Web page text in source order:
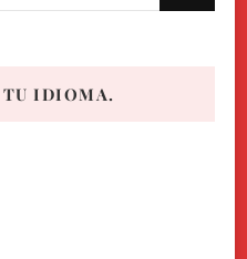
TU IDIOMA.